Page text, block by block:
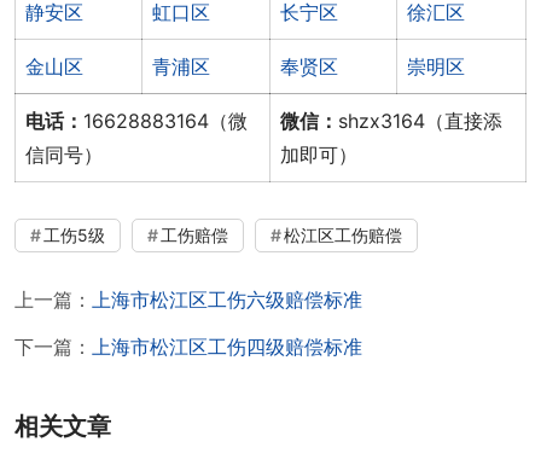
静安区 虹口区 长宁区 徐汇区
金山区 青浦区 奉贤区 崇明区
电话： 16628883164（微
信同号）
微信： shzx3164（直接添
加即可）
工伤5级 工伤赔偿 松江区工伤赔偿
上一篇：
上海市松江区工伤六级赔偿标准
下一篇：
上海市松江区工伤四级赔偿标准
相关文章